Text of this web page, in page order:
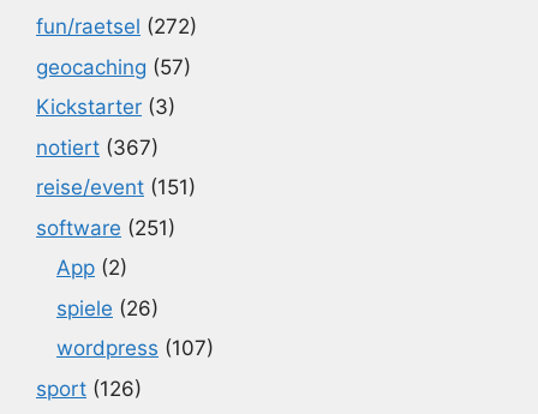
fun/raetsel (272)
geocaching (57)
Kickstarter (3)
notiert (367)
reise/event (151)
software (251)
App (2)
spiele (26)
wordpress (107)
sport (126)